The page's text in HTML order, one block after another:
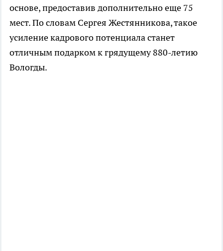
основе, предоставив дополнительно еще 75
мест. По словам Сергея Жестянникова, такое
усиление кадрового потенциала станет
отличным подарком к грядущему 880-летию
Вологды.